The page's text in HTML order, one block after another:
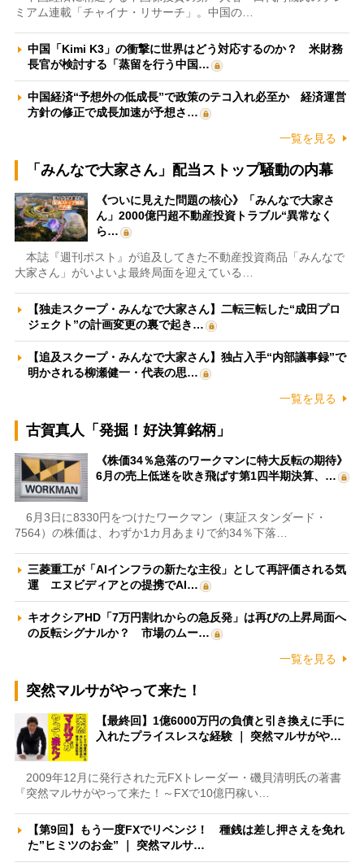
ミアム連載「チャイナ・リサーチ」。中国の…
中国「Kimi K3」の衝撃に世界はどう対応するのか？ 米財務
長官が検討する「蒸留を行う中国…
中国経済“予想外の低成長”で政策のテコ入れ必至か 経済運営
方針の修正で成長加速が予想さ…
一覧を見る
「みんなで大家さん」配当ストップ騒動の内幕
《ついに見えた問題の核心》「みんなで大家さ
ん」2000億円超不動産投資トラブル“異常なく
ら…
本誌『週刊ポスト』が追及してきた不動産投資商品「みんなで
大家さん」がいよいよ最終局面を迎えている…
【独走スクープ・みんなで大家さん】二転三転した“成田プロ
ジェクト”の計画変更の裏で起き…
【追及スクープ・みんなで大家さん】独占入手“内部議事録”で
明かされる柳瀬健一・代表の思…
一覧を見る
古賀真人「発掘！好決算銘柄」
《株価34％急落のワークマンに特大反転の期待》
6月の売上低迷を吹き飛ばす第1四半期決算、…
6月3日に8330円をつけたワークマン（東証スタンダード・
7564）の株価は、わずか1カ月あまりで約34％下落…
三菱重工が「AIインフラの新たな主役」として再評価される気
運 エヌビディアとの提携でAI…
キオクシアHD「7万円割れからの急反発」は再びの上昇局面へ
の反転シグナルか？ 市場のムー…
一覧を見る
突然マルサがやって来た！
【最終回】1億6000万円の負債と引き換えに手に
入れたプライスレスな経験 ｜ 突然マルサがや…
2009年12月に発行された元FXトレーダー・磯貝清明氏の著書
『突然マルサがやって来た！～FXで10億円稼い…
【第9回】もう一度FXでリベンジ！ 種銭は差し押さえを免れ
た”ヒミツのお金” ｜ 突然マルサ…